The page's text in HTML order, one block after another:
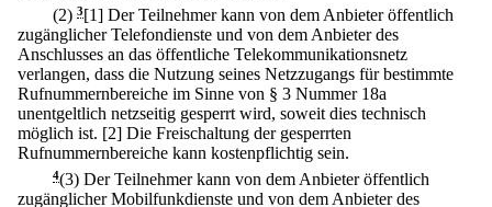
(2) 3[1] Der Teilnehmer kann von dem Anbieter öffentlich
zugänglicher Telefondienste und von dem Anbieter des
Anschlusses an das öffentliche Telekommunikationsnetz
verlangen, dass die Nutzung seines Netzzugangs für bestimmte
Rufnummernbereiche im Sinne von § 3 Nummer 18a
unentgeltlich netzseitig gesperrt wird, soweit dies technisch
möglich ist. [2] Die Freischaltung der gesperrten
Rufnummernbereiche kann kostenpflichtig sein.
4(3) Der Teilnehmer kann von dem Anbieter öffentlich
zugänglicher Mobilfunkdienste und von dem Anbieter des